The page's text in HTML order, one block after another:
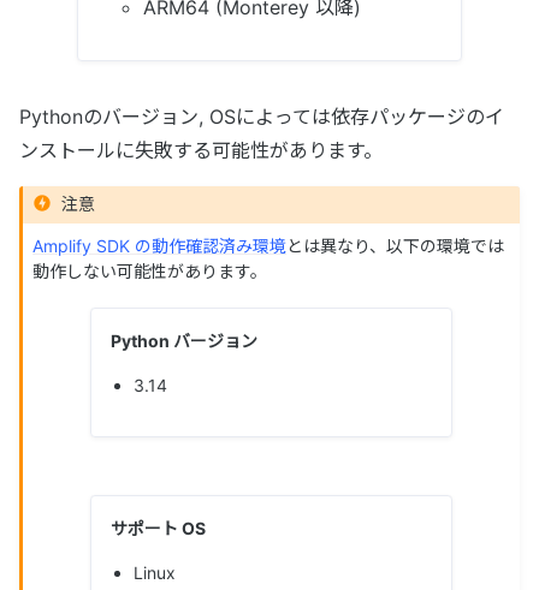
ARM64 (Monterey 以降)
Pythonのバージョン, OSによっては依存パッケージのイ
ンストールに失敗する可能性があります。
注意
Amplify SDK の動作確認済み環境とは異なり、以下の環境では
動作しない可能性があります。
Python バージョン
3.14
サポート OS
Linux